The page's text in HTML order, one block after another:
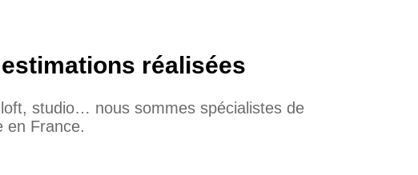
réalisées
studio… nous sommes spécialistes de
en France.